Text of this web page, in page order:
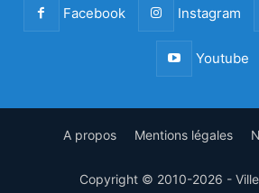
Facebook Instagram
Youtube
A propos Mentions légales
Copyright © 2010-2026 -